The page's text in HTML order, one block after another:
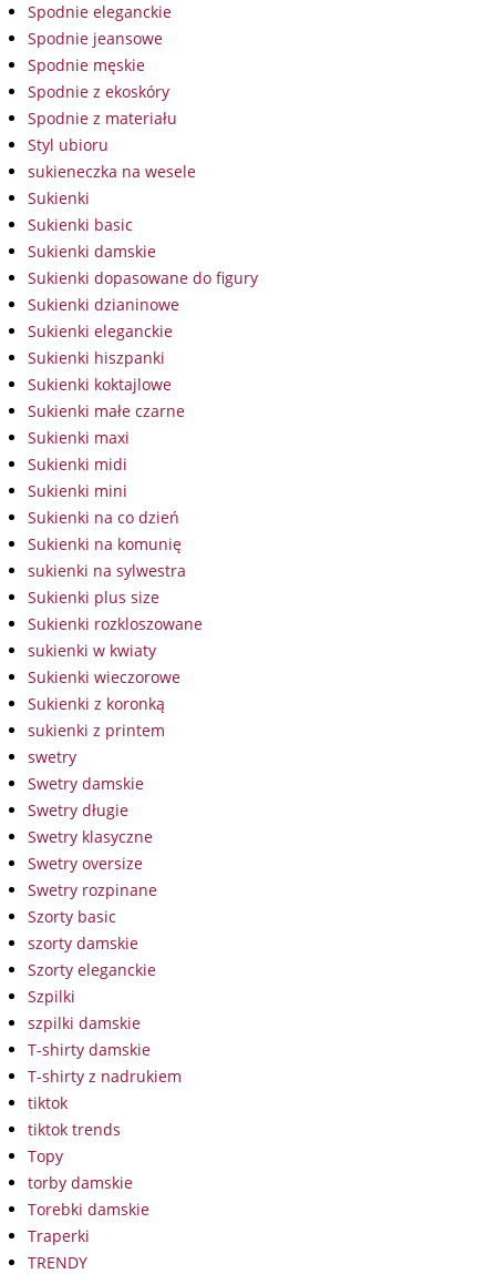
Spodnie eleganckie
Spodnie jeansowe
Spodnie męskie
Spodnie z ekoskóry
Spodnie z materiału
Styl ubioru
sukieneczka na wesele
Sukienki
Sukienki basic
Sukienki damskie
Sukienki dopasowane do figury
Sukienki dzianinowe
Sukienki eleganckie
Sukienki hiszpanki
Sukienki koktajlowe
Sukienki małe czarne
Sukienki maxi
Sukienki midi
Sukienki mini
Sukienki na co dzień
Sukienki na komunię
sukienki na sylwestra
Sukienki plus size
Sukienki rozkloszowane
sukienki w kwiaty
Sukienki wieczorowe
Sukienki z koronką
sukienki z printem
swetry
Swetry damskie
Swetry długie
Swetry klasyczne
Swetry oversize
Swetry rozpinane
Szorty basic
szorty damskie
Szorty eleganckie
Szpilki
szpilki damskie
T-shirty damskie
T-shirty z nadrukiem
tiktok
tiktok trends
Topy
torby damskie
Torebki damskie
Traperki
TRENDY